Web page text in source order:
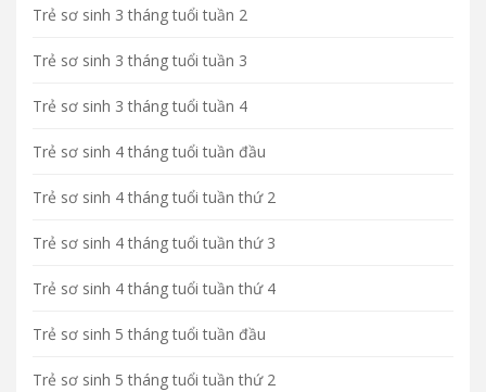
Trẻ sơ sinh 3 tháng tuổi tuần 2
Trẻ sơ sinh 3 tháng tuổi tuần 3
Trẻ sơ sinh 3 tháng tuổi tuần 4
Trẻ sơ sinh 4 tháng tuổi tuần đầu
Trẻ sơ sinh 4 tháng tuổi tuần thứ 2
Trẻ sơ sinh 4 tháng tuổi tuần thứ 3
Trẻ sơ sinh 4 tháng tuổi tuần thứ 4
Trẻ sơ sinh 5 tháng tuổi tuần đầu
Trẻ sơ sinh 5 tháng tuổi tuần thứ 2